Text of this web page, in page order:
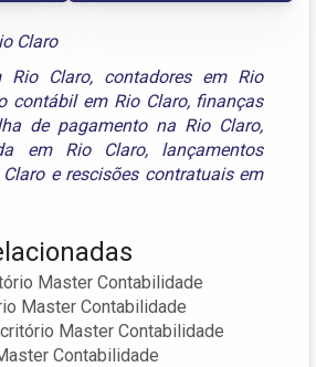
Claro
Rio Claro, contadores em Rio
contábil em Rio Claro, finanças
de pagamento na Rio Claro,
em Rio Claro, lançamentos
e rescisões contratuais em
Master Contabilidade
Master Contabilidade
Master Contabilidade
Contabilidade